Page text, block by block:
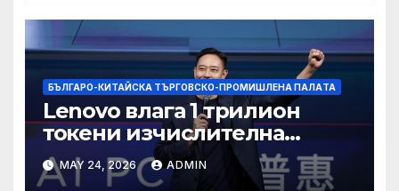
БЪЛГАРО-КИТАЙСКА ТЪРГОВСКО-ПРОМИШЛЕНА ПАЛAТА
Lenovo влага 1 трилион
токени изчислителна
мощност в AI екосистемата
MAY 24, 2026 ADMIN